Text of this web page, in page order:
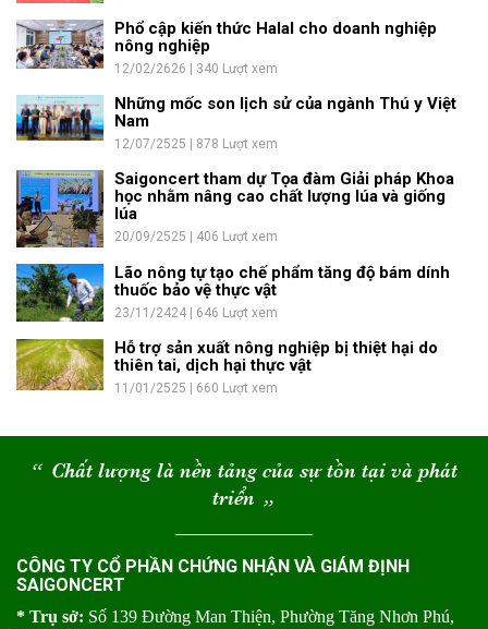
Phổ cập kiến thức Halal cho doanh nghiệp
nông nghiệp
12/02/2626 | 340 Lượt xem
Những mốc son lịch sử của ngành Thú y Việt
Nam
12/07/2525 | 878 Lượt xem
Saigoncert tham dự Tọa đàm Giải pháp Khoa
học nhằm nâng cao chất lượng lúa và giống
lúa
20/09/2525 | 406 Lượt xem
Lão nông tự tạo chế phẩm tăng độ bám dính
thuốc bảo vệ thực vật
23/11/2424 | 646 Lượt xem
Hỗ trợ sản xuất nông nghiệp bị thiệt hại do
thiên tai, dịch hại thực vật
11/01/2525 | 660 Lượt xem
“ Chất lượng là nền tảng của sự tồn tại và phát
triển “
CÔNG TY CỔ PHẦN CHỨNG NHẬN VÀ GIÁM ĐỊNH
SAIGONCERT
* Trụ sở: Số 139 Đường Man Thiện, Phường Tăng Nhơn Phú,